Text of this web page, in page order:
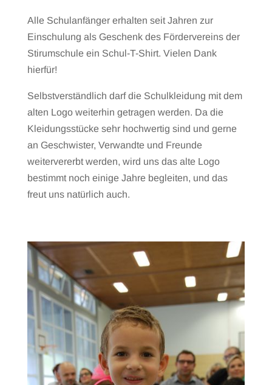
Alle Schulanfänger erhalten seit Jahren zur
Einschulung als Geschenk des Fördervereins der
Stirumschule ein Schul-T-Shirt. Vielen Dank
hierfür!
Selbstverständlich darf die Schulkleidung mit dem
alten Logo weiterhin getragen werden. Da die
Kleidungsstücke sehr hochwertig sind und gerne
an Geschwister, Verwandte und Freunde
weitervererbt werden, wird uns das alte Logo
bestimmt noch einige Jahre begleiten, und das
freut uns natürlich auch.